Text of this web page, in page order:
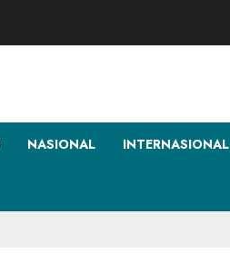
NASIONAL INTERNASIONAL